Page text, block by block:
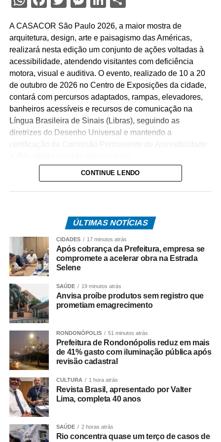
A CASACOR São Paulo 2026, a maior mostra de
arquitetura, design, arte e paisagismo das Américas,
realizará nesta edição um conjunto de ações voltadas à
acessibilidade, atendendo visitantes com deficiência
motora, visual e auditiva. O evento, realizado de 10 a 20
de outubro de 2026 no Centro de Exposições da cidade,
contará com percursos adaptados, rampas, elevadores,
banheiros acessíveis e recursos de comunicação na
Língua Brasileira de Sinais (Libras), seguindo as
diretrizes do Desenho Universal e mantendo a
O percurso acessível inclui rampas de inclinação
adequada, circulação livre para cadeiras de rodas e
acessibilidade que permitem a visita a mezaninos e aos
níveis superiores sem comprometer o conceito
arquitetônico dos projetos. Nove banheiros foram
adaptados, oferecendo cabines exclusivas, áreas
familiares e, em alguns casos, instalações para crianças
e pessoas de baixa estatura.
Diversos projetos da mostra incorporam recursos de
acessibilidade como parte da linguagem dos ambientes.
Entre eles, destaca‑se o “Nota em Linhas”, de Rafaella
Manso, que dispõe de elevador para o pavimento
superior; o Restaurante Raiz, de Marta Martins, que
integra soluções de acessibilidade ao seu layout; “A
Poética do Ritmo”, de Isabella Nalon, concebido para
receber visitantes por meio de elevador; e a Casa da
Marcenaria Brasileira, de João Panaggio, equipada com
plataforma elevatória para percursos completos. Outros
ambientes, como o banheiro Galeria (Carlos Navarro) e o
Spa Raízes (Marcos Serrano Miralles), também contam
CONTINUE LENDO
ÚLTIMAS NOTÍCIAS
CIDADES 17 minutos atrás
Após cobrança da Prefeitura, empresa se
compromete a acelerar obra na Estrada
Selene
SAÚDE 19 minutos atrás
Anvisa proíbe produtos sem registro que
prometiam emagrecimento
RONDONÓPOLIS 51 minutos atrás
Prefeitura de Rondonópolis reduz em mais
de 41% gasto com iluminação pública após
revisão cadastral
CULTURA 1 hora atrás
Revista Brasil, apresentado por Valter
Lima, completa 40 anos
SAÚDE 2 horas atrás
Rio concentra quase um terço de casos de